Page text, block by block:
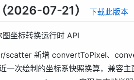
2026-07-21） 下载此版本
坐标转换运行时 API
scatter 新增 convertToPixel、
一次绘制的坐标系快照换算，兼容